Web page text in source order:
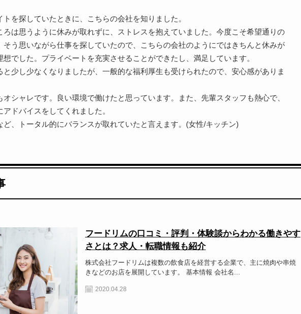
を探していたときに、こちらの会社を知りました。
ろは思うように休みが取れずに、ストレスを抱えていました。今度こそ希望通りの
そう思いながら仕事を探していたので、こちらの会社のようにではきちんと休みが
でした。プライベートを充実させることができたし、満足しています。
と少し少なくなりましたが、一般的な福利厚生も受けられたので、安心感がありま
オシャレです。良い環境で働けたと思っています。また、先輩スタッフも熱心で、
ドバイスをしてくれました。
ど、トータル的にバランスが取れていたと言えます。(女性/キッチン)
フードリムの口コミ・評判・体験談からわかる働きやす
さとは？求人・転職情報も紹介
株式会社フードリムは複数の飲食店を経営する企業で、主に焼肉や串焼
きなどのお店を展開しています。 基本情報 会社名...
2020.04.28